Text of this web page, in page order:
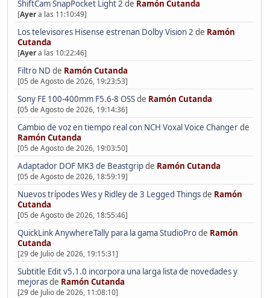
ShiftCam SnapPocket Light 2 de Ramón Cutanda
[Ayera las 11:10:49]
Los televisores Hisense estrenan Dolby Vision 2 de Ramón
Cutanda
[Ayera las 10:22:46]
Filtro ND de Ramón Cutanda
[05 de Agosto de 2026, 19:23:53]
Sony FE 100-400mm F5.6-8 OSSde Ramón Cutanda
[05 de Agosto de 2026, 19:14:36]
Cambio de voz en tiempo real con NCH Voxal Voice Changerde
Ramón Cutanda
[05 de Agosto de 2026, 19:03:50]
Adaptador DOF MK3 de Beastgripde Ramón Cutanda
[05 de Agosto de 2026, 18:59:19]
Nuevos trípodes Wes y Ridley de 3 Legged Thingsde Ramón
Cutanda
[05 de Agosto de 2026, 18:55:46]
QuickLink AnywhereTally para la gama StudioProde Ramón
Cutanda
[29 de Julio de 2026, 19:15:31]
Subtitle Edit v5.1.0 incorpora una larga lista de novedades y
mejorasde Ramón Cutanda
[29 de Julio de 2026, 11:08:10]